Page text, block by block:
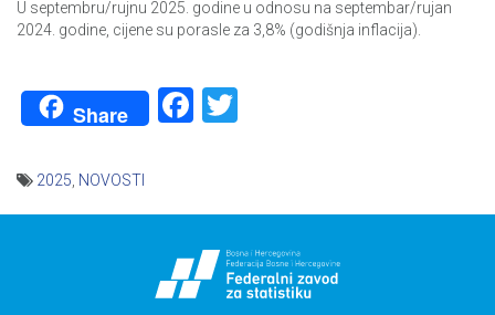
U septembru/rujnu 2025. godine u odnosu na septembar/rujan
2024. godine, cijene su porasle za 3,8% (godišnja inflacija).
Share Facebook
2025 NOVOSTI